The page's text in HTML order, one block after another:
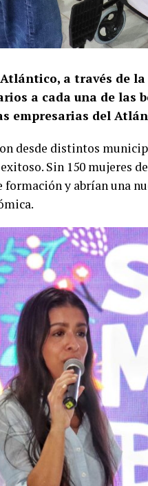
a través de
a cada una de las
empresarias del
desde distintos
Sin 150 mujeres
formación y abrían una